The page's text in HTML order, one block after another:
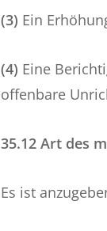
(3) Ein
(4) Eine
offenbare
35.12 Art des
Es ist